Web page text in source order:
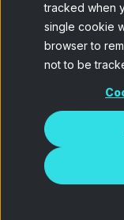
tracked when
single cookie
browser to
not to be
en
Fuentes
Ética y